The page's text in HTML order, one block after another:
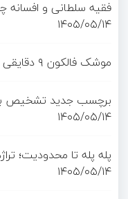
فقیه سلطانی و افسانه
۱۴۰۵/۰۵/۱۴
موشک فالکون ۹ دقایقی پیش با ماه برخورد کرد
برچسب جدید تشخیص
۱۴۰۵/۰۵/۱۴
پله پله تا محدودیت؛
۱۴۰۵/۰۵/۱۴